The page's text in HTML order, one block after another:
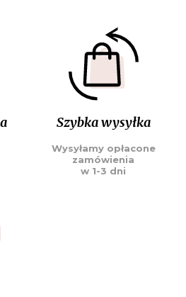
Szybka wysyłka
Wysyłamy opłacone
zamówienia
w 1-3 dni